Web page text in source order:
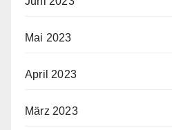
Mai 2023
April 2023
März 2023